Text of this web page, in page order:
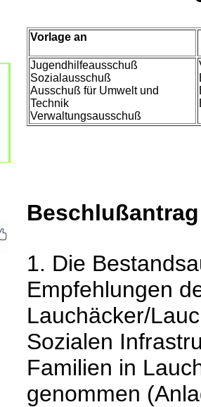
Vorlage an
Jugendhilfeausschuß
Sozialausschuß
Ausschuß für Umwelt und
Technik
Verwaltungsausschuß
1. Die
Empfehlungen
Lauchäcker/
Sozialen
Familien in
genommen